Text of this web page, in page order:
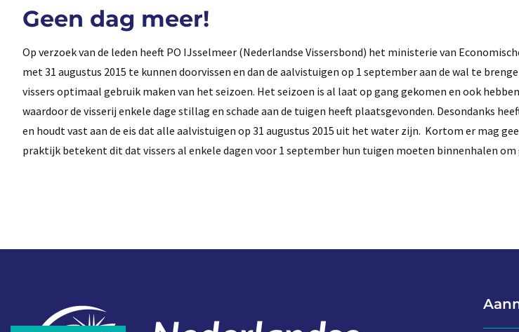
Geen dag meer!
Op verzoek van de leden heeft PO IJsselmeer (Nederlandse Vissersbond) het ministerie van
met 31 augustus 2015 te kunnen doorvissen en dan de aalvistuigen op 1 september aan de wal te
vissers optimaal gebruik maken van het seizoen. Het seizoen is al laat op gang gekomen en ook
waardoor de visserij enkele dage stillag en schade aan de tuigen heeft plaatsgevonden. Desondanks
en houdt vast aan de eis dat alle aalvistuigen op 31 augustus 2015 uit het water zijn. Kortom er mag
praktijk betekent dit dat vissers al enkele dagen voor 1 september hun tuigen moeten binnenhalen om